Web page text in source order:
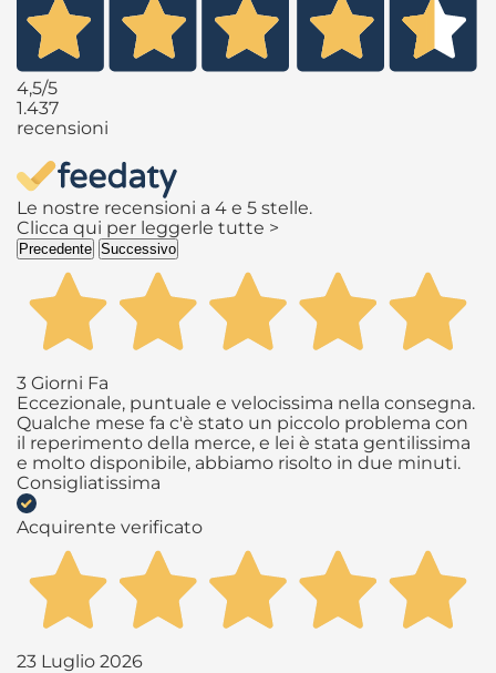
4,5/5
1.437
recensioni
Le nostre recensioni a 4 e 5 stelle.
Clicca qui per leggerle tutte >
Precedente Successivo
3 Giorni Fa
Eccezionale, puntuale e velocissima nella consegna.
Qualche mese fa c'è stato un piccolo problema con
il reperimento della merce, e lei è stata gentilissima
e molto disponibile, abbiamo risolto in due minuti.
Consigliatissima
Acquirente verificato
23 Luglio 2026